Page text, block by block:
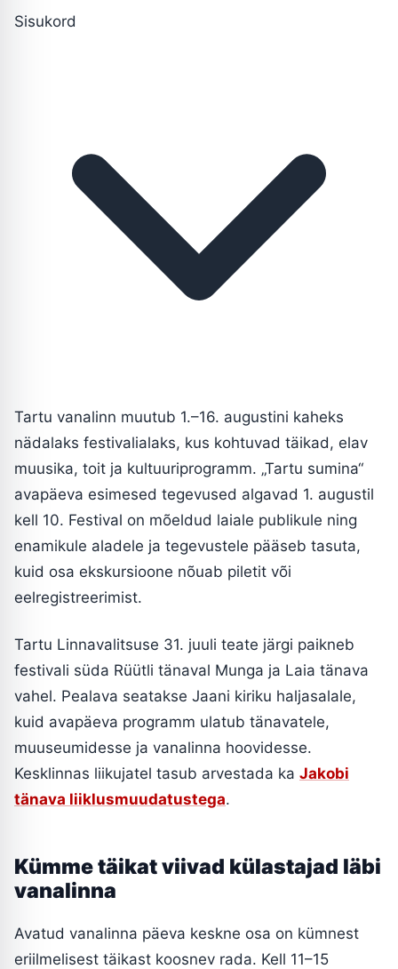
Sisukord
Tartu vanalinn muutub 1.–16. augustini kaheks
nädalaks festivalialaks, kus kohtuvad täikad, elav
muusika, toit ja kultuuriprogramm. „Tartu sumina“
avapäeva esimesed tegevused algavad 1. augustil
kell 10. Festival on mõeldud laiale publikule ning
enamikule aladele ja tegevustele pääseb tasuta,
kuid osa ekskursioone nõuab piletit või
eelregistreerimist.
Tartu Linnavalitsuse 31. juuli teate järgi paikneb
festivali süda Rüütli tänaval Munga ja Laia tänava
vahel. Pealava seatakse Jaani kiriku haljasalale,
kuid avapäeva programm ulatub tänavatele,
muuseumidesse ja vanalinna hoovidesse.
Kesklinnas liikujatel tasub arvestada ka Jakobi
tänava liiklusmuudatustega.
Kümme täikat viivad külastajad läbi
vanalinna
Avatud vanalinna päeva keskne osa on kümnest
eriilmelisest täikast koosnev rada. Kell 11–15